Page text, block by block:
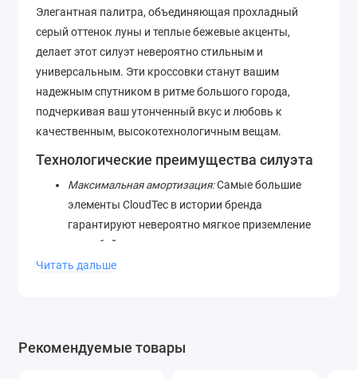
Элегантная палитра, объединяющая прохладный
серый оттенок луны и теплые бежевые акценты,
делает этот силуэт невероятно стильным и
универсальным. Эти кроссовки станут вашим
надежным спутником в ритме большого города,
подчеркивая ваш утонченный вкус и любовь к
качественным, высокотехнологичным вещам.
Технологические преимущества силуэта
Максимальная амортизация:Самые большие
элементы CloudTec в истории бренда
гарантируют невероятно мягкое приземление
на любой поверхности.
Энергичный отскок:
Идеальная посадка:Конструкция верха из
Читать дальше
Рекомендуемые товары